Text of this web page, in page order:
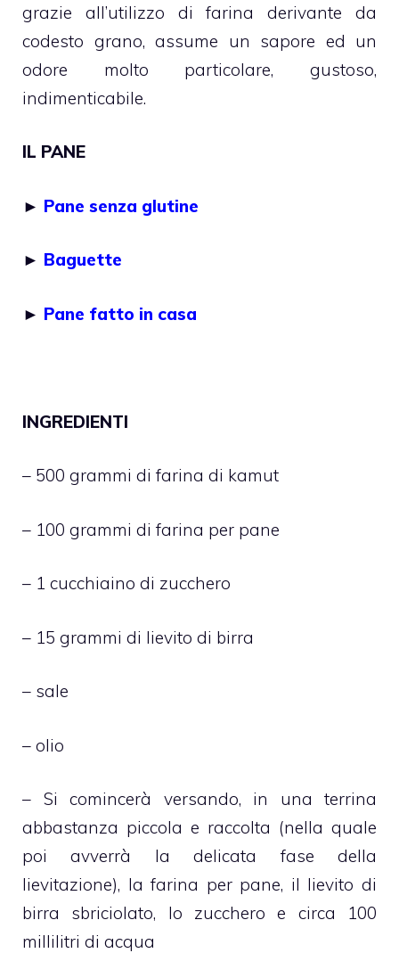
grazie all’utilizzo di farina derivante da
codesto grano, assume un sapore ed un
odore molto particolare, gustoso,
indimenticabile.
IL PANE
► Pane senza glutine
► Baguette
► Pane fatto in casa
INGREDIENTI
– 500 grammi di farina di kamut
– 100 grammi di farina per pane
– 1 cucchiaino di zucchero
– 15 grammi di lievito di birra
– sale
– olio
– Si comincerà versando, in una terrina
abbastanza piccola e raccolta (nella quale
poi avverrà la delicata fase della
lievitazione), la farina per pane, il lievito di
birra sbriciolato, lo zucchero e circa 100
millilitri di acqua